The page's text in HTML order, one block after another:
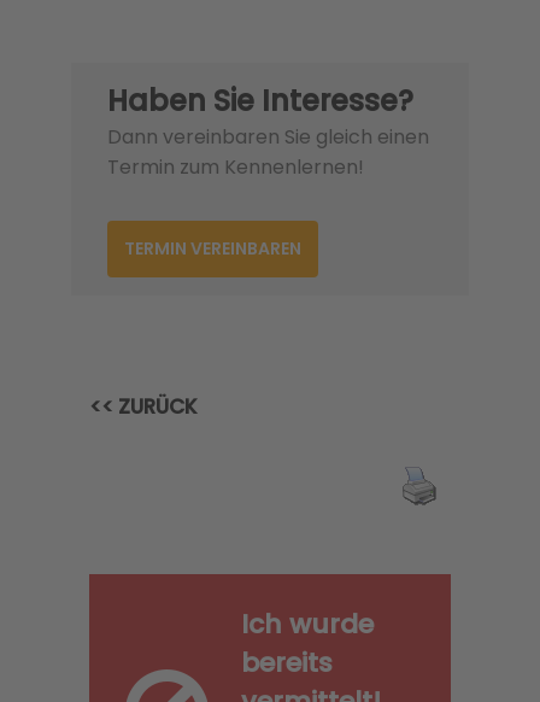
Haben Sie Interesse?
Dann vereinbaren Sie gleich einen
Termin zum Kennenlernen!
TERMIN VEREINBAREN
<< ZURÜCK
Ich wurde
bereits